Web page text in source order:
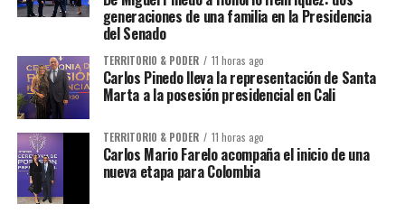
generaciones de una familia en la Presidencia
del Senado
TERRITORIO & PODER 11 horas ago
Carlos Pinedo lleva la representación de Santa
Marta a la posesión presidencial en Cali
TERRITORIO & PODER 11 horas ago
Carlos Mario Farelo acompaña el inicio de una
nueva etapa para Colombia